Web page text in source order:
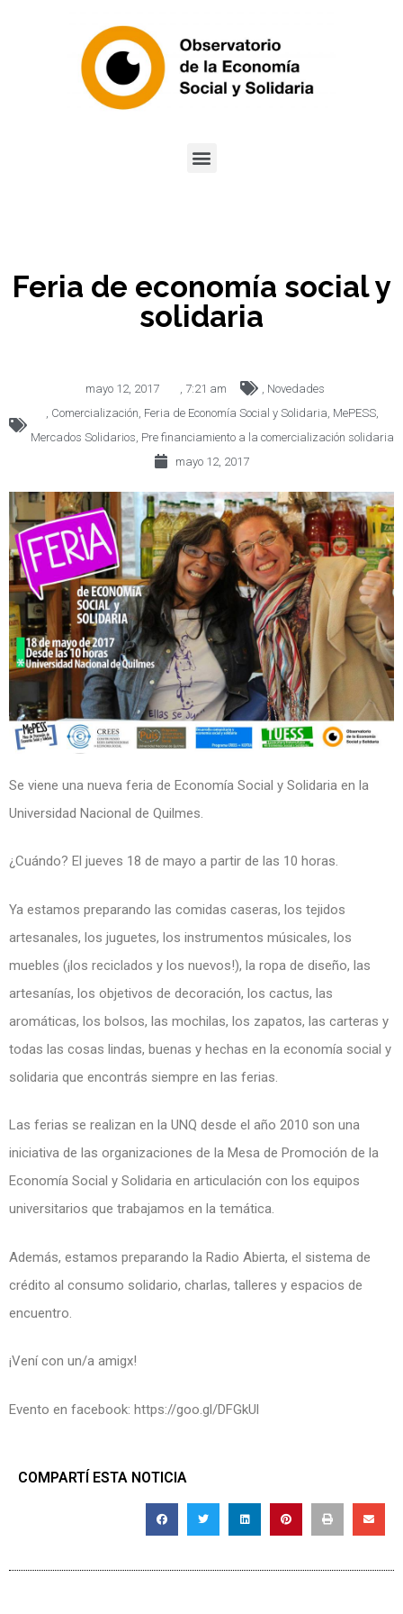
Feria de economía social y
solidaria
mayo 12, 2017 7:21 am
Novedades
Comercialización Feria de Economía Social y Solidaria MePESS
Mercados Solidarios Pre financiamiento a la comercialización solidaria
mayo 12, 2017
Se viene una nueva feria de Economía Social y Solidaria en la
Universidad Nacional de Quilmes.
¿Cuándo? El jueves 18 de mayo a partir de las 10 horas.
Ya estamos preparando las comidas caseras, los tejidos
artesanales, los juguetes, los instrumentos músicales, los
muebles (¡los reciclados y los nuevos!), la ropa de diseño, las
artesanías, los objetivos de decoración, los cactus, las
aromáticas, los bolsos, las mochilas, los zapatos, las carteras y
todas las cosas lindas, buenas y hechas en la economía social y
solidaria que encontrás siempre en las ferias.
Las ferias se realizan en la UNQ desde el año 2010 son una
iniciativa de las organizaciones de la Mesa de Promoción de la
Economía Social y Solidaria en articulación con los equipos
universitarios que trabajamos en la temática.
Además, estamos preparando la Radio Abierta, el sistema de
crédito al consumo solidario, charlas, talleres y espacios de
encuentro.
¡Vení con un/a amigx!
Evento en facebook: https://goo.gl/DFGkUl
COMPARTÍ ESTA NOTICIA